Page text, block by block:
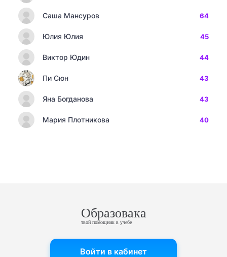
Саша Мансуров 64
Юлия Юлия 45
Виктор Юдин 44
Пи Сюн 43
Яна Богданова 43
Мария Плотникова 40
Образовака
твой помощник в учебе
Войти в кабинет